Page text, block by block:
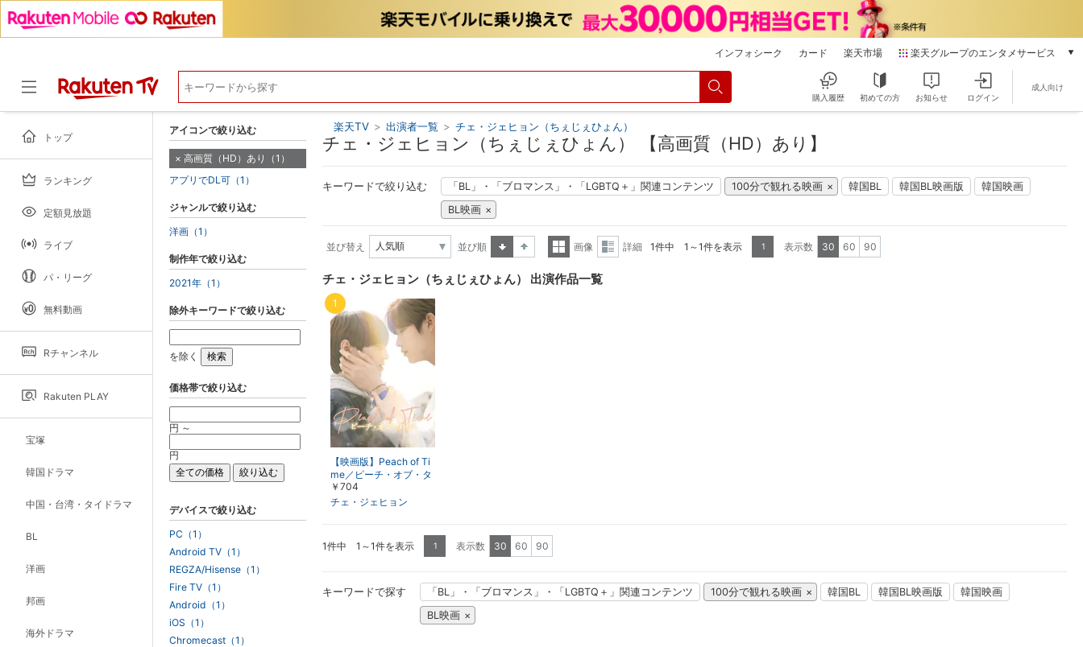
インフォシーク カード 楽天市場 楽天グループのエンタメサービス
本/ゲーム/CD/DVD
雑誌読み放題
動画配信
購入履歴 初めての方 お知らせ ログイン
成人向け
トップ
ランキング
定額見放題
ライブ
パ・リーグ
無料動画
Rチャンネル
Rakuten PLAY
宝塚
韓国ドラマ
中国・台湾・タイドラマ
BL
洋画
邦画
海外ドラマ
楽天TV > 出演者一覧 > チェ・ジェヒョン（ちぇじぇひょん）
チェ・ジェヒョン（ちぇじぇひょん） 【高画質（HD）あり】
キーワードで絞り込む 「BL」・「ブロマンス」・「LGBTQ＋」関連コンテンツ 100分で観れる映画 韓国BL 韓国BL映画版
韓国映画
BL映画
並び替え
並び順
表示
画像
表示
詳細 1件中 1～1件を表示 1 表示数 30 60 90
チェ・ジェヒョン（ちぇじぇひょん） 出演作品一覧
【映画版】Peach of Ti
me／ピーチ・オブ・タ
イム
￥704
チェ・ジェヒョン
1
1件中 1～1件を表示 1 表示数 30 60 90
キーワードで探す 「BL」・「ブロマンス」・「LGBTQ＋」関連コンテンツ 100分で観れる映画 韓国BL 韓国BL映画版
韓国映画
BL映画
アイコンで絞り込む
高画質（HD）あり（1）
アプリでDL可（1）
ジャンルで絞り込む
洋画（1）
制作年で絞り込む
2021年（1）
除外キーワードで絞り込む
を除く
価格帯で絞り込む
円 ～
円
デバイスで絞り込む
PC（1）
Android TV（1）
REGZA/Hisense（1）
Fire TV（1）
Android（1）
iOS（1）
Chromecast（1）